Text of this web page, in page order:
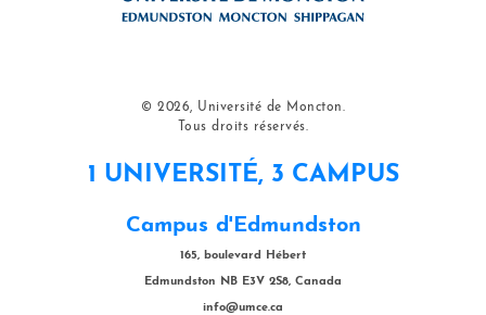
© 2026, Université de Moncton.
Tous droits réservés.
1 UNIVERSITÉ, 3 CAMPUS
Campus d'Edmundston
165, boulevard Hébert
Edmundston NB E3V 2S8, Canada
info@umce.ca